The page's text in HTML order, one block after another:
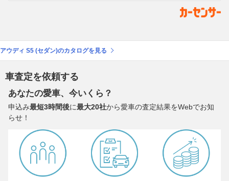
アウディ S5 (セダン)のカタログを見る
車査定を依頼する
あなたの愛車、今いくら？
申込み最短3時間後に最大20社から愛車の査定結果をWebでお知
らせ！